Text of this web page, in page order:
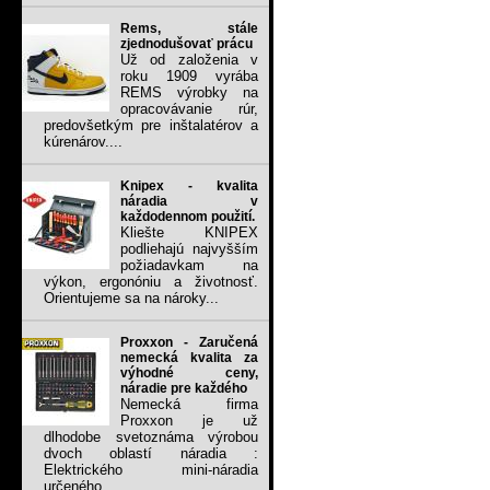
Rems, stále
zjednodušovať prácu
Už od založenia v
roku 1909 vyrába
REMS výrobky na
opracovávanie rúr,
predovšetkým pre inštalatérov a
kúrenárov....
Knipex - kvalita
náradia v
každodennom použití.
Kliešte KNIPEX
podliehajú najvyšším
požiadavkam na
výkon, ergonóniu a životnosť.
Orientujeme sa na nároky...
Proxxon - Zaručená
nemecká kvalita za
výhodné ceny,
náradie pre každého
Nemecká firma
Proxxon je už
dlhodobe svetoznáma výrobou
dvoch oblastí náradia :
Elektrického mini-náradia
určeného...